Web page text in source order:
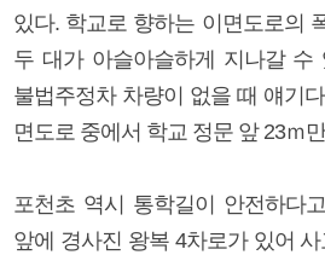
있다. 학교로 향하는 이면도로의
두 대가 아슬아슬하게 지나갈 수
불법주정차 차량이 없을 때 얘기
면도로 중에서 학교 정문 앞 23ｍ
포천초 역시 통학길이 안전하다
앞에 경사진 왕복 4차로가 있어